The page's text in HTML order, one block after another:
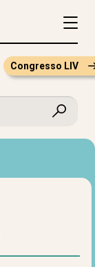
Congresso LIV